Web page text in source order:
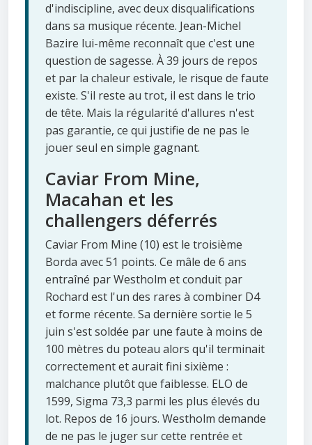
d'indiscipline, avec deux disqualifications
dans sa musique récente. Jean-Michel
Bazire lui-même reconnaît que c'est une
question de sagesse. À 39 jours de repos
et par la chaleur estivale, le risque de faute
existe. S'il reste au trot, il est dans le trio
de tête. Mais la régularité d'allures n'est
pas garantie, ce qui justifie de ne pas le
jouer seul en simple gagnant.
Caviar From Mine,
Macahan et les
challengers déferrés
Caviar From Mine (10) est le troisième
Borda avec 51 points. Ce mâle de 6 ans
entraîné par Westholm et conduit par
Rochard est l'un des rares à combiner D4
et forme récente. Sa dernière sortie le 5
juin s'est soldée par une faute à moins de
100 mètres du poteau alors qu'il terminait
correctement et aurait fini sixième :
malchance plutôt que faiblesse. ELO de
1599, Sigma 73,3 parmi les plus élevés du
lot. Repos de 16 jours. Westholm demande
de ne pas le juger sur cette rentrée et